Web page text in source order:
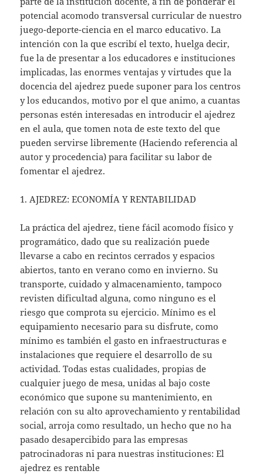
potencial acomodo transversal curricular de nuestro
juego-deporte-ciencia en el marco educativo. La
intención con la que escribí el texto, huelga decir,
fue la de presentar a los educadores e instituciones
implicadas, las enormes ventajas y virtudes que la
docencia del ajedrez puede suponer para los centros
y los educandos, motivo por el que animo, a cuantas
personas estén interesadas en introducir el ajedrez
en el aula, que tomen nota de este texto del que
pueden servirse libremente (Haciendo referencia al
autor y procedencia) para facilitar su labor de
fomentar el ajedrez.
1. AJEDREZ: ECONOMÍA Y RENTABILIDAD
La práctica del ajedrez, tiene fácil acomodo físico y
programático, dado que su realización puede
llevarse a cabo en recintos cerrados y espacios
abiertos, tanto en verano como en invierno. Su
transporte, cuidado y almacenamiento, tampoco
revisten dificultad alguna, como ninguno es el
riesgo que comprota su ejercicio. Mínimo es el
equipamiento necesario para su disfrute, como
mínimo es también el gasto en infraestructuras e
instalaciones que requiere el desarrollo de su
actividad. Todas estas cualidades, propias de
cualquier juego de mesa, unidas al bajo coste
económico que supone su mantenimiento, en
relación con su alto aprovechamiento y rentabilidad
social, arroja como resultado, un hecho que no ha
pasado desapercibido para las empresas
patrocinadoras ni para nuestras instituciones: El
ajedrez es rentable